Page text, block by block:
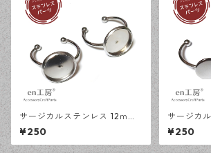
サージカルステンレス 12ｍｍ
ミール皿 オープンリング台 シ
ルバー 2個 アレルギー対応 ア
クセサリーパーツ ハンドメイ
¥250
サージカ
平皿 オー
ー 2個 ア
サリーパ
¥250